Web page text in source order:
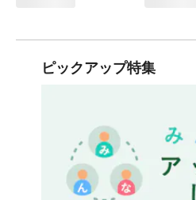
ピックアップ特集